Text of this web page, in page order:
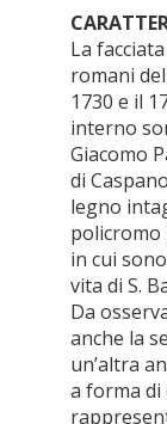
La
romani
1730 e il
interno
Giacomo
di
legno
in cui
vita di S.
Da
anche la
un’altra
a forma di